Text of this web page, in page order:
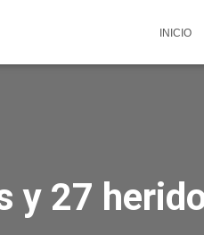
INICIO
y 27